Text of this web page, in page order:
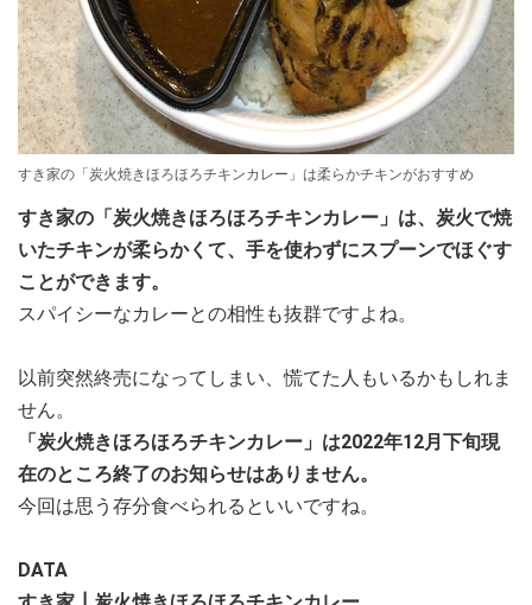
すき家の「炭火焼きほろほろチキンカレー」は柔らかチキンがおすすめ
すき家の「炭火焼きほろほろチキンカレー」は、炭火で焼
いたチキンが柔らかくて、手を使わずにスプーンでほぐす
ことができます。
スパイシーなカレーとの相性も抜群ですよね。
以前突然終売になってしまい、慌てた人もいるかもしれま
せん。
「炭火焼きほろほろチキンカレー」は2022年12月下旬現
在のところ終了のお知らせはありません。
今回は思う存分食べられるといいですね。
DATA